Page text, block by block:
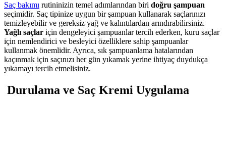
Saç bakımı rutininizin temel adımlarından biri doğru şampuan
seçimidir. Saç tipinize uygun bir şampuan kullanarak saçlarınızı
temizleyebilir ve gereksiz yağ ve kalıntılardan arındırabilirsiniz.
Yağlı saçlar için dengeleyici şampuanlar tercih ederken, kuru saçlar
için nemlendirici ve besleyici özelliklere sahip şampuanlar
kullanmak önemlidir. Ayrıca, sık şampuanlama hatalarından
kaçınmak için saçınızı her gün yıkamak yerine ihtiyaç duydukça
yıkamayı tercih etmelisiniz.
Durulama ve Saç Kremi Uygulama